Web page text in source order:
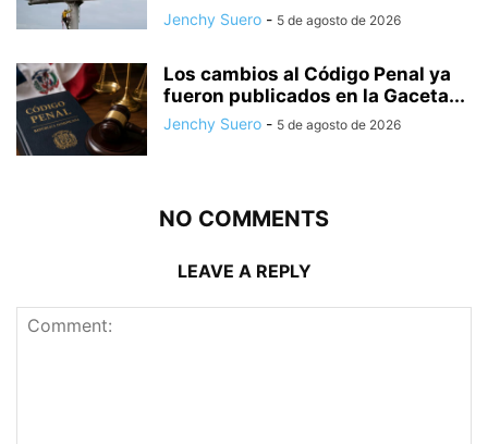
Jenchy Suero - 5 de agosto de 2026
Los cambios al Código Penal ya
fueron publicados en la Gaceta...
Jenchy Suero - 5 de agosto de 2026
NO COMMENTS
LEAVE A REPLY